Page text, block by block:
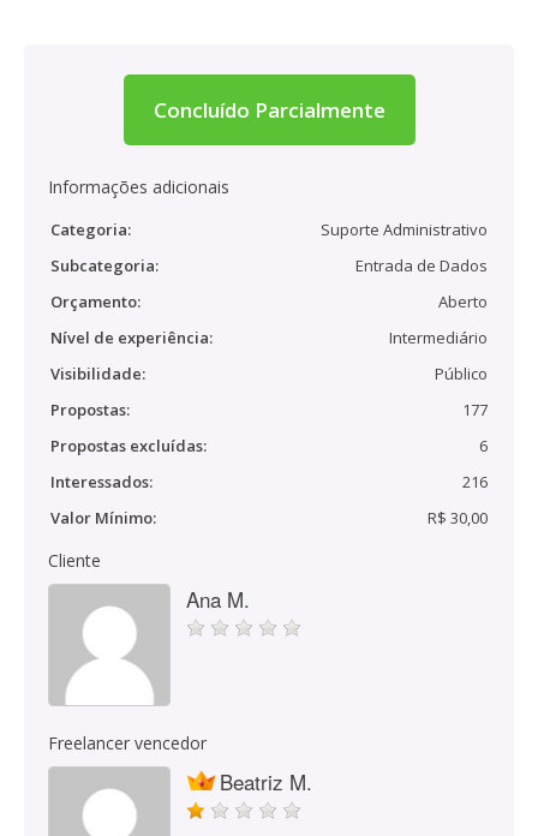
Concluído Parcialmente
Informações adicionais
Categoria:
Suporte Administrativo
Subcategoria:
Entrada de Dados
Orçamento:
Aberto
Nível de experiência:
Intermediário
Visibilidade:
Público
Propostas:
177
Propostas excluídas:
6
Interessados:
216
Valor Mínimo:
R$ 30,00
Cliente
Ana M.
Freelancer vencedor
Beatriz M.